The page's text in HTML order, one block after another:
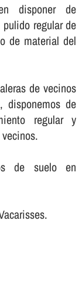
disponer de
regular de
de material del
de vecinos
disponemos de
regular y
de suelo en